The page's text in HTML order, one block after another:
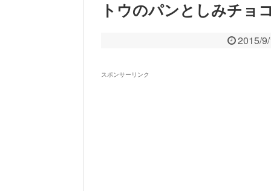
トウのパンとしみチョ
2015/
スポンサーリンク